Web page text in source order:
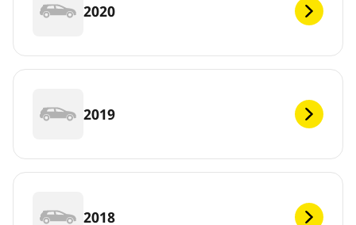
2020
2019
2018